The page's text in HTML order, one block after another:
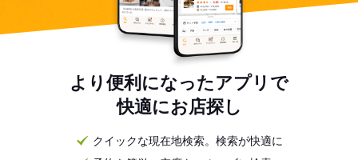
より便利になったアプリで
快適にお店探し
クイックな現在地検索。検索が快適に